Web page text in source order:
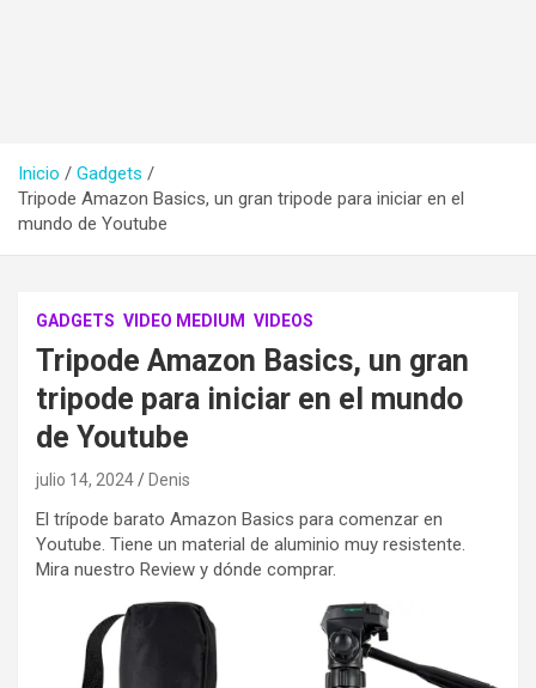
Inicio
Gadgets
Tripode Amazon Basics, un gran tripode para iniciar en el
mundo de Youtube
GADGETS VIDEO MEDIUM VIDEOS
Tripode Amazon Basics, un gran
tripode para iniciar en el mundo
de Youtube
julio 14, 2024 Denis
El trípode barato Amazon Basics para comenzar en
Youtube. Tiene un material de aluminio muy resistente.
Mira nuestro Review y dónde comprar.